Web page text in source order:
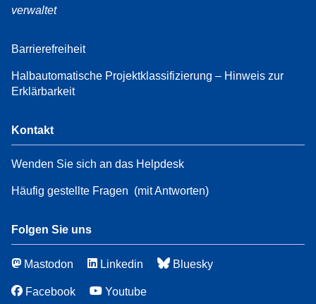
verwaltet
Barrierefreiheit
Halbautomatische Projektklassifizierung – Hinweis zur
Erklärbarkeit
Kontakt
Wenden Sie sich an das Helpdesk
Häufig gestellte Fragen (mit Antworten)
Folgen Sie uns
Mastodon Linkedin Bluesky
Facebook Youtube